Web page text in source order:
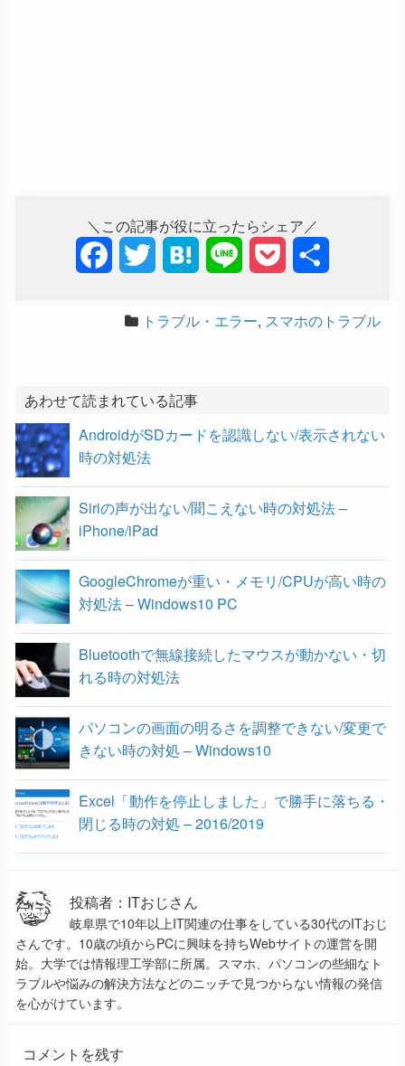
＼この記事が役に立ったらシェア／
b
o
o
k
i
t
e
t
a
n
c
t
トラブル・エラー, スマホのトラブル
あわせて読まれている記事
AndroidがSDカードを認識しない/表示されない
時の対処法
Siriの声が出ない/聞こえない時の対処法 –
iPhone/iPad
GoogleChromeが重い・メモリ/CPUが高い時の
対処法 – Windows10 PC
Bluetoothで無線接続したマウスが動かない・切
れる時の対処法
パソコンの画面の明るさを調整できない/変更で
きない時の対処 – Windows10
Excel「動作を停止しました」で勝手に落ちる・
閉じる時の対処 – 2016/2019
投稿者：ITおじさん
岐阜県で10年以上IT関連の仕事をしている30代のITおじ
さんです。10歳の頃からPCに興味を持ちWebサイトの運営を開
始。大学では情報理工学部に所属。スマホ、パソコンの些細なト
ラブルや悩みの解決方法などのニッチで見つからない情報の発信
を心がけています。
コメントを残す